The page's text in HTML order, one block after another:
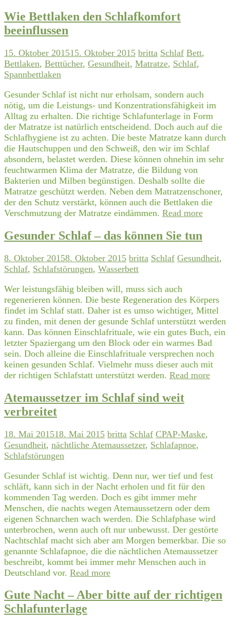
Wie Bettlaken den Schlafkomfort
beeinflussen
15. Oktober 201515. Oktober 2015 britta Schlaf Bett,
Bettlaken, Betttücher, Gesundheit, Matratze, Schlaf,
Spannbettlaken
Gesunder Schlaf ist nicht nur erholsam, sondern auch
nötig, um die Leistungs- und Konzentrationsfähigkeit im
Alltag zu erhalten. Die richtige Schlafunterlage in Form
der Matratze ist natürlich entscheidend. Doch auch auf die
Schlafhygiene ist zu achten. Die beste Matratze kann durch
die Hautschuppen und den Schweiß, den wir im Schlaf
absondern, belastet werden. Diese können ohnehin im sehr
feuchtwarmen Klima der Matratze, die Bildung von
Bakterien und Milben begünstigen. Deshalb sollte die
Matratze geschützt werden. Neben dem Matratzenschoner,
der den Schutz verstärkt, können auch die Bettlaken die
Verschmutzung der Matratze eindämmen. Read more
Gesunder Schlaf – das können Sie tun
8. Oktober 20158. Oktober 2015 britta Schlaf Gesundheit,
Schlaf, Schlafstörungen, Wasserbett
Wer leistungsfähig bleiben will, muss sich auch
regenerieren können. Die beste Regeneration des Körpers
findet im Schlaf statt. Daher ist es umso wichtiger, Mittel
zu finden, mit denen der gesunde Schlaf unterstützt werden
kann. Das können Einschlafrituale, wie ein gutes Buch, ein
letzter Spaziergang um den Block oder ein warmes Bad
sein. Doch alleine die Einschlafrituale versprechen noch
keinen gesunden Schlaf. Vielmehr muss dieser auch mit
der richtigen Schlafstatt unterstützt werden. Read more
Atemaussetzer im Schlaf sind weit
verbreitet
18. Mai 201518. Mai 2015 britta Schlaf CPAP-Maske,
Gesundheit, nächtliche Atemaussetzer, Schlafapnoe,
Schlafstörungen
Gesunder Schlaf ist wichtig. Denn nur, wer tief und fest
schläft, kann sich in der Nacht erholen und fit für den
kommenden Tag werden. Doch es gibt immer mehr
Menschen, die nachts wegen Atemaussetzern oder dem
eigenen Schnarchen wach werden. Die Schlafphase wird
unterbrochen, wenn auch oft nur unbewusst. Der gestörte
Nachtschlaf macht sich aber am Morgen bemerkbar. Die so
genannte Schlafapnoe, die die nächtlichen Atemaussetzer
beschreibt, kommt bei immer mehr Menschen auch in
Deutschland vor. Read more
Gute Nacht – Aber bitte auf der richtigen
Schlafunterlage